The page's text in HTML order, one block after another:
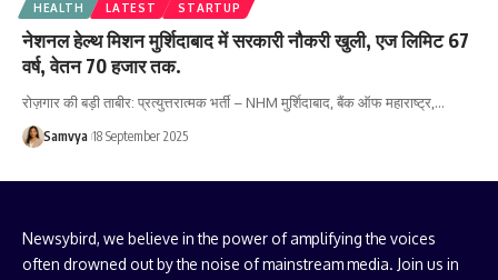
HEALTH LATEST STARTUP
नेशनल हेल्थ मिशन मुर्शिदाबाद में सरकारी नौकरी खुली, एज लिमिट 67
वर्ष, वेतन 70 हजार तक.
रोज़गार की बड़ी ताबीर: प्रत्युत्तरात्मक भर्ती – NHM मुर्शिदाबाद, बैंक ऑफ महाराष्ट्र,…
Samvya 18 September 2025
Newsybird, we believe in the power of amplifying the voices
often drowned out by the noise of mainstream media. Join us in